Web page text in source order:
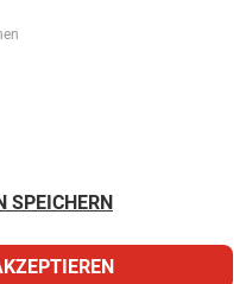
SPEICHERN